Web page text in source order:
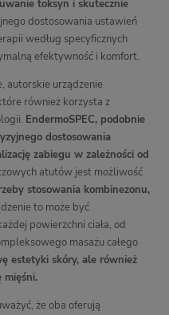
toksyn i skutecznie
dostosowania ustawień
według specyficznych
efektywność i komfort.
autorskie urządzenie
również korzysta z
EndermoSPEC, podobnie
dostosowania
zabiegu w zależności od
atutów jest możliwość
stosowania kombinezonu,
to może być
powierzchni ciała, od
masażu całego
estetyki skóry, ale również
mięśni.
że oba oferują